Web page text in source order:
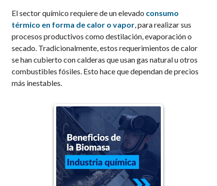
El sector químico requiere de un elevado consumo
térmico en forma de calor o vapor, para realizar sus
procesos productivos como destilación, evaporación o
secado. Tradicionalmente, estos requerimientos de calor
se han cubierto con calderas que usan gas natural u otros
combustibles fósiles. Esto hace que dependan de precios
más inestables.